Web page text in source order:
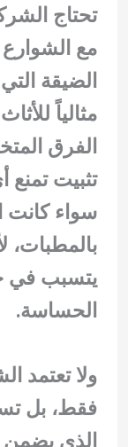
تحتاج
مع
الضيقة
مثالياً
الفرق
تثبيت تمنع
سواء كانت
بالمطبات،
يتسبب في
الحساسة.
ولا تعتمد
فقط، بل
الذي يضمن